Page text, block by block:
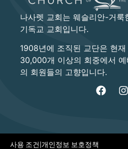
나사렛 교회는 웨슬리안-거룩
기독교 교회입니다.
1908년에 조직된 교단은 현
30,000개 이상의 회중에서
의 회원들의 고향입니다.
사용 조건|개인정보 보호정책